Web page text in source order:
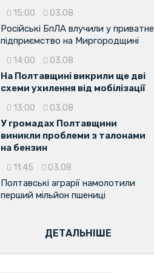
15:00 03.08
Російські БпЛА влучили у приватне
підприємство на Миргородщині
14:00 03.08
На Полтавщині викрили ще дві
схеми ухилення від мобілізації
13:00 03.08
У громадах Полтавщини
виникли проблеми з талонами
на бензин
11:45 03.08
Полтавські аграрії намолотили
перший мільйон пшениці
ДЕТАЛЬНІШЕ